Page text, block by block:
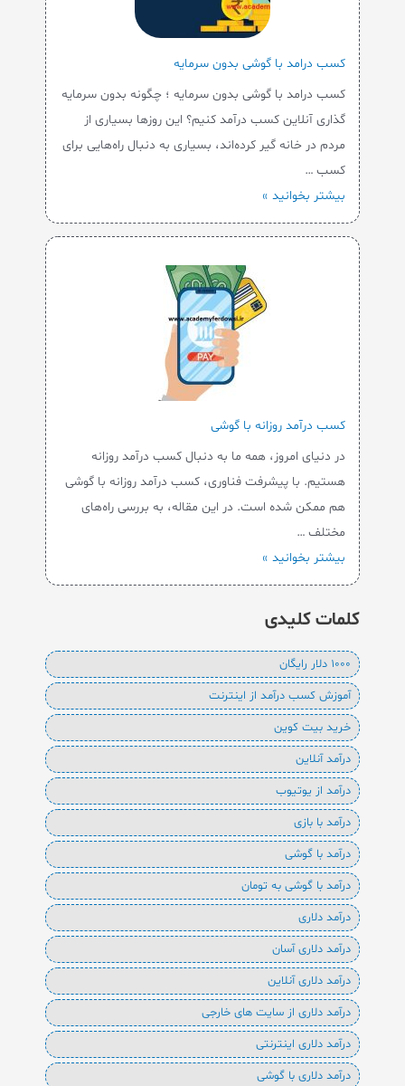
کسب درامد با گوشی بدون سرمایه
کسب درامد با گوشی بدون سرمایه ؛ چگونه بدون سرمایه
گذاری آنلاین کسب درآمد کنیم؟ این روزها بسیاری از
مردم در خانه گیر کرده‌اند، بسیاری به دنبال راه‌هایی برای
کسب …
بیشتر بخوانید »
کسب درآمد روزانه با گوشی
در دنیای امروز، همه ما به دنبال کسب درآمد روزانه
هستیم. با پیشرفت فناوری، کسب درآمد روزانه با گوشی
هم ممکن شده است. در این مقاله، به بررسی راه‌های
مختلف …
بیشتر بخوانید »
کلمات کلیدی
1000 دلار رایگان
آموزش کسب درآمد از اینترنت
خرید بیت کوین
درآمد آنلاین
درآمد از یوتیوب
درآمد با بازی
درآمد با گوشی
درآمد با گوشی به تومان
درآمد دلاری
درآمد دلاری آسان
درآمد دلاری آنلاین
درآمد دلاری از سایت های خارجی
درآمد دلاری اینترنتی
درآمد دلاری با گوشی